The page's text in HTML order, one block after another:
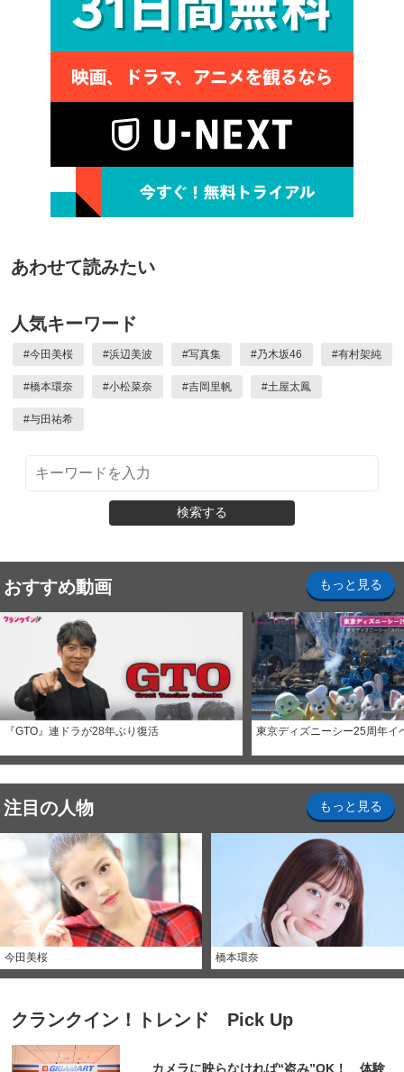
あわせて読みたい
人気キーワード
#今田美桜 #浜辺美波 #写真集 #乃木坂46 #有村架純
#橋本環奈 #小松菜奈 #吉岡里帆 #土屋太鳳
#与田祐希
検索する
おすすめ動画 もっと見る
『GTO』連ドラが28年ぶり復活 東京ディズニーシー25周年イ
注目の人物 もっと見る
今田美桜 橋本環奈
クランクイン！トレンド Pick Up
カメラに映らなければ“盗み”OK！ 体験